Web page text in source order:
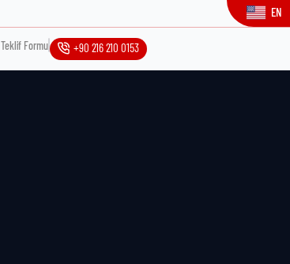
EN
Teklif Formu +90 216 210 0153